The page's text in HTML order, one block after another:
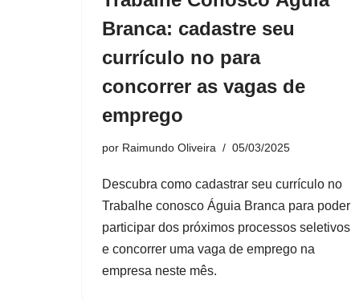
Branca: cadastre seu
currículo no para
concorrer as vagas de
emprego
por Raimundo Oliveira 05/03/2025
Descubra como cadastrar seu currículo no
Trabalhe conosco Águia Branca para poder
participar dos próximos processos seletivos
e concorrer uma vaga de emprego na
empresa neste mês.